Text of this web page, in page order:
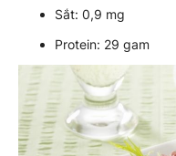
Sắt: 0,9 mg
Protein: 29 gam